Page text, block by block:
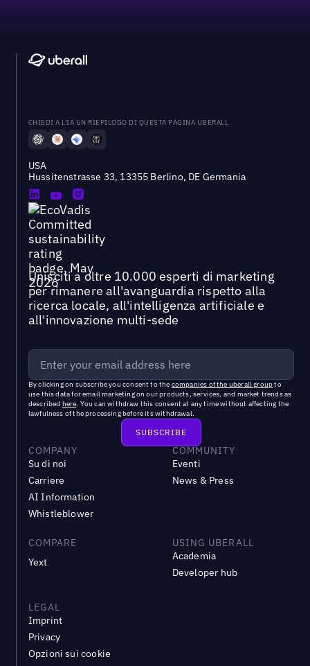
CHIEDI A L'IA UN RIEPILOGO DI QUESTA PAGINA UBERALL
USA
Hussitenstrasse 33, 13355 Berlino, DE Germania
Unisciti a oltre 10.000 esperti di marketing
per rimanere all'avanguardia rispetto alla
ricerca locale, all'intelligenza artificiale e
all'innovazione multi-sede
By clicking on subscribe you consent to the companies of the uberall groupto
use this data for email marketing on our products, services, and market trends as
described here. You can withdraw this consent at any time without affecting the
lawfulness of the processing before its withdrawal.
COMPANY
Su di noi
Carriere
AI Information
Whistleblower
COMMUNITY
Eventi
News & Press
COMPARE
Yext
USING UBERALL
Academia
Developer hub
LEGAL
Imprint
Privacy
Opzioni sui cookie